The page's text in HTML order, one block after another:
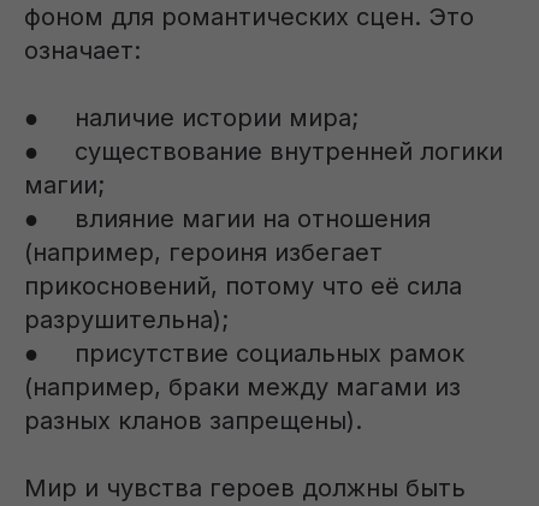
фоном для романтических сцен. Это
означает:
● наличие истории мира;
● существование внутренней логики
магии;
● влияние магии на отношения
(например, героиня избегает
прикосновений, потому что её сила
разрушительна);
● присутствие социальных рамок
(например, браки между магами из
разных кланов запрещены).
Мир и чувства героев должны быть